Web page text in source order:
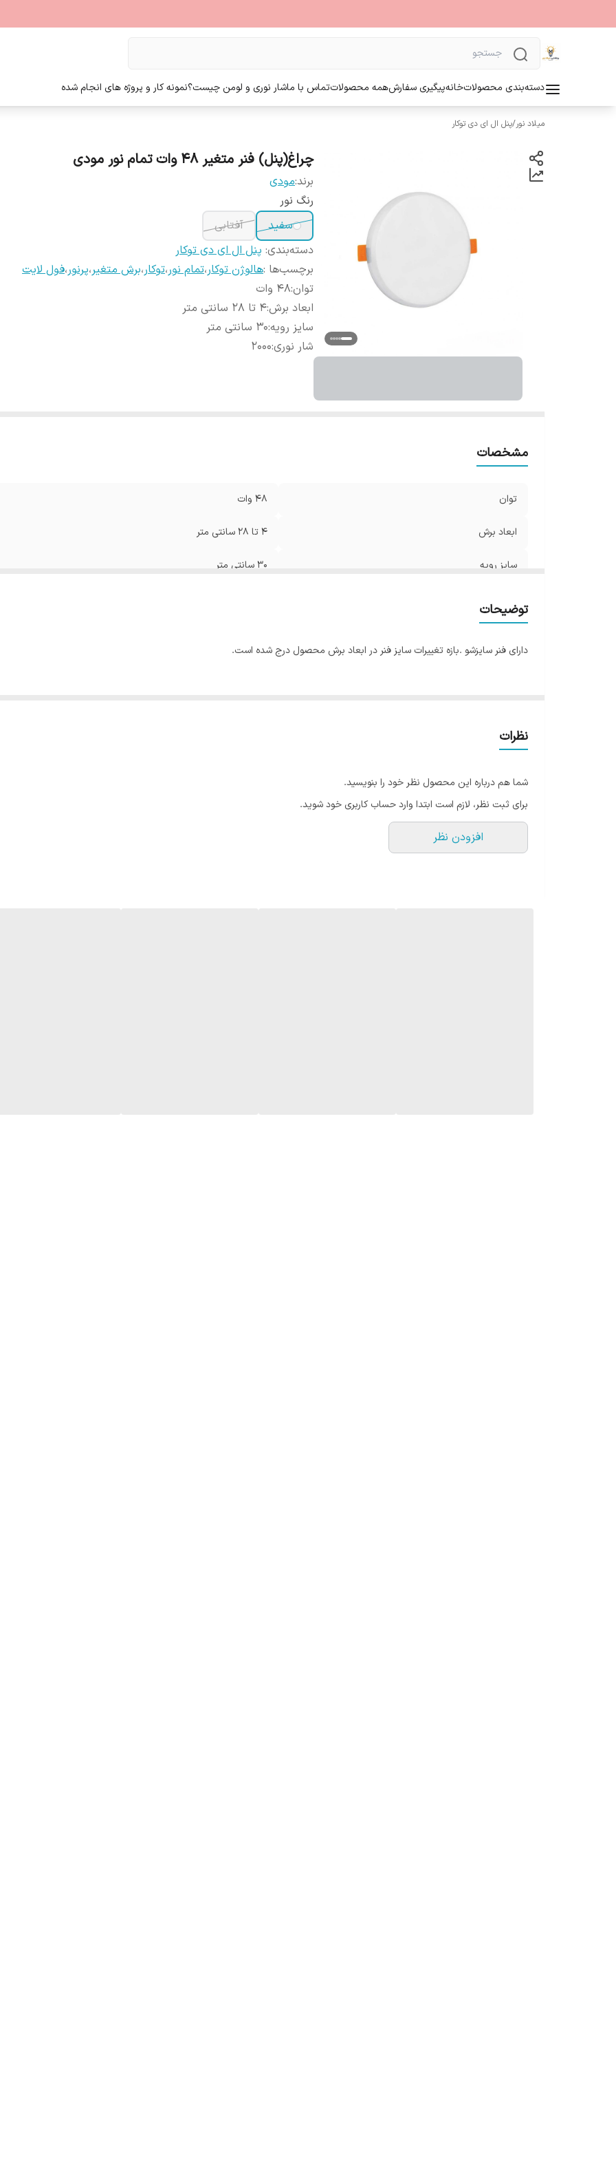
دسته‌بندی محصولاتخانهپیگیری سفارشهمه محصولاتتماس با ماشار نوری و لومن چیست؟نمونه کار و پروژه های انجام شده
میلاد نور/پنل ال ای دی توکار
چراغ(پنل) فنر متغیر 48 وات تمام نور مودی
برند:مودی
رنگ نور
سفید
آفتابی
دسته‌بندی: پنل ال ای دی توکار
برچسب‌ها :هالوژن توکار،تمام نور،توکار،برش متغیر،پرنور،فول لایت
توان:48 وات
ابعاد برش:4 تا 28 سانتی متر
سایز رویه:30 سانتی متر
شار نوری:
2000
مشخصات
توان 48 وات
ابعاد برش 4 تا 28 سانتی متر
سایز رویه 30 سانتی متر
توضیحات
دارای فنر سایزشو .بازه تغییرات سایز فنر در ابعاد برش محصول درج شده است.
نظرات
شما هم درباره این محصول نظر خود را بنویسید.
برای ثبت نظر، لازم است ابتدا وارد حساب کاربری خود شوید.
افزودن نظر